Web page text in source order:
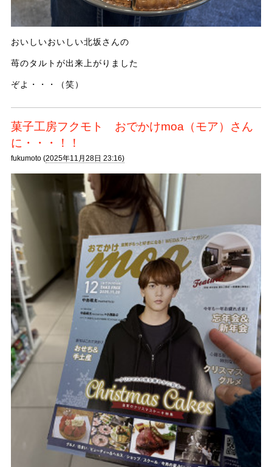
おいしいおいしい北坂さんの
苺のタルトが出来上がりました
ぞよ・・・（笑）
菓子工房フクモト おでかけmoa（モア）さん
に・・・！！
fukumoto (2025年11月28日 23:16)